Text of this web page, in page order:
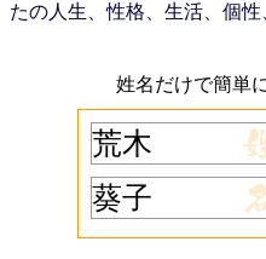
たの人生、性格、生活、個性
姓名だけで簡単